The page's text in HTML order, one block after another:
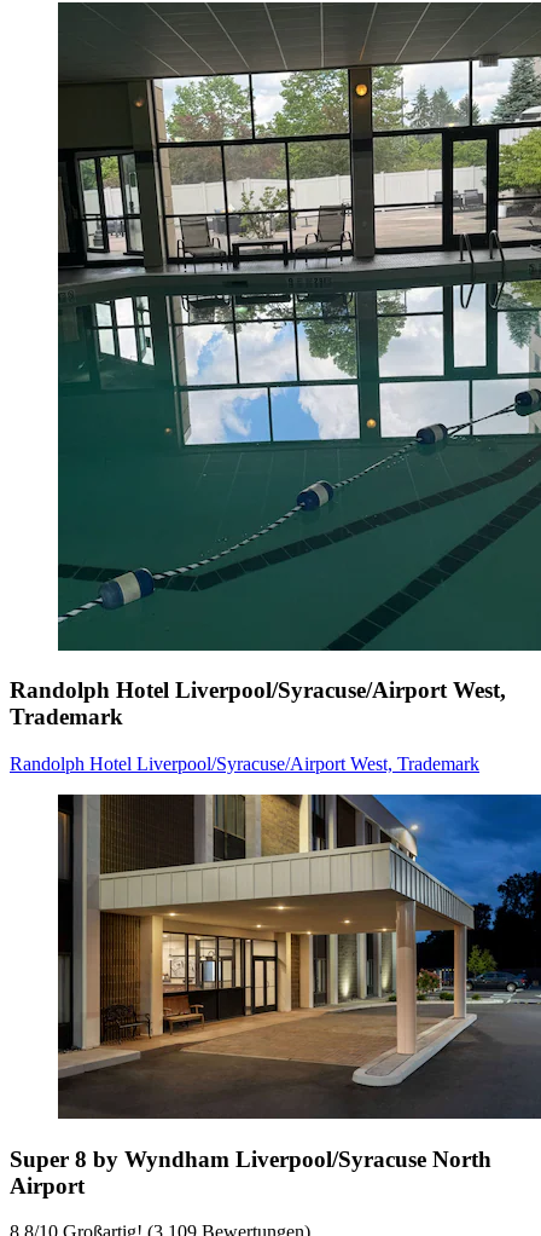
Randolph Hotel Liverpool/Syracuse/Airport West,
Trademark
Randolph Hotel Liverpool/Syracuse/Airport West, Trademark
Super 8 by Wyndham Liverpool/Syracuse North
Airport